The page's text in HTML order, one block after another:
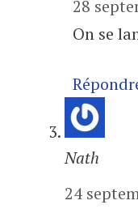
28
On se
Nath
24